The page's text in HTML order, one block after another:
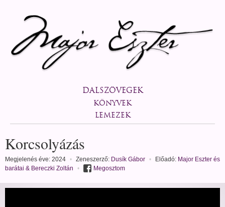
DALSZÖVEGEK
KÖNYVEK
LEMEZEK
Korcsolyázás
Megjelenés éve: 2024 • Zeneszerző: Dusík Gábor • Előadó: Major Eszter és
barátai & Bereczki Zoltán
• Megosztom